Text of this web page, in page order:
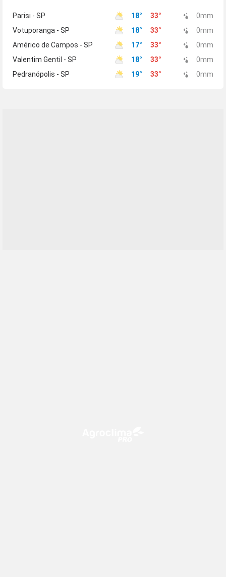
Parisi - SP 18° 33° 0mm
Votuporanga - SP
18° 33° 0mm
Américo de Campos - SP
17° 33° 0mm
Valentim Gentil - SP
18° 33° 0mm
Pedranópolis - SP
19° 33° 0mm